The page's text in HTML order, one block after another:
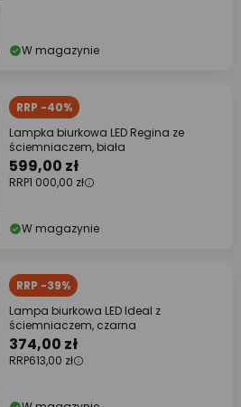
W magazynie
RRP -40%
Lampka biurkowa LED Regina ze
ściemniaczem, biała
599,00 zł
RRP1 000,00 zł
W magazynie
RRP -39%
Lampa biurkowa LED Ideal z
ściemniaczem, czarna
374,00 zł
RRP613,00 zł